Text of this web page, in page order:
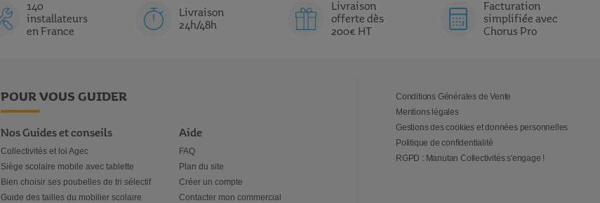
140
installateurs
en France
Livraison
24h/48h
Livraison
offerte dès
200€ HT
Facturation
simplifiée avec
Chorus Pro
POUR VOUS GUIDER
Nos Guides et conseils
Collectivités et loi Agec
Siège scolaire mobile avec tablette
Bien choisir ses poubelles de tri sélectif
Guide des tailles du mobilier scolaire
Aide
FAQ
Plan du site
Créer un compte
Contacter mon commercial
Conditions Générales de Vente
Mentions légales
Gestions des cookies et données personnelles
Politique de confidentialité
RGPD : Manutan Collectivités s'engage !